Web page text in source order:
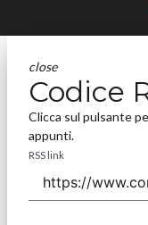
close
Codice
Clicca sul pulsante
appunti.
RSS link